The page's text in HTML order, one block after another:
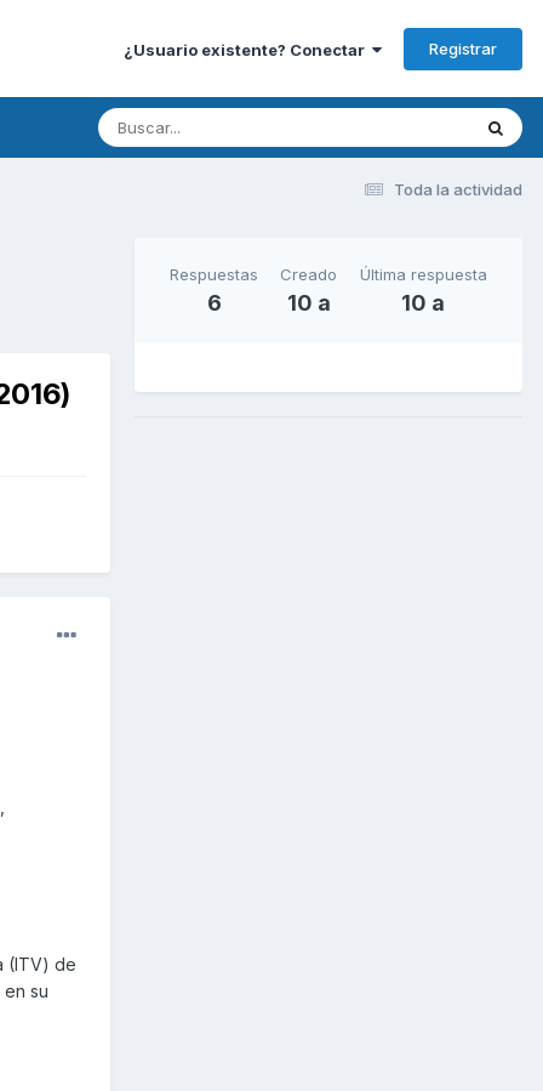
¿Usuario existente? Conectar Registrar
Toda la actividad
(ITV) de
su
Respuestas
6
Creado
10 a
Última respuesta
10 a